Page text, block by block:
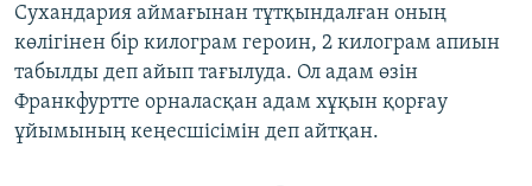
Search
ӘЛЕМ
АРНАЙЫ ЖОБАЛАР
Русский
Сухандария аймағынан тұтқындалған оның
көлігінен бір килограм героин, 2 килограм апиын
табылды деп айып тағылуда. Ол адам өзін
Франкфуртте орналасқан адам хұқын қорғау
ұйымының кеңесшісімін деп айтқан.